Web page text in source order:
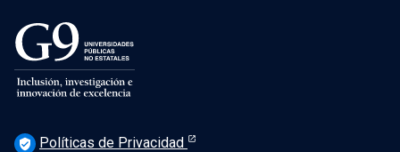
verified_user Políticas de Privacidad